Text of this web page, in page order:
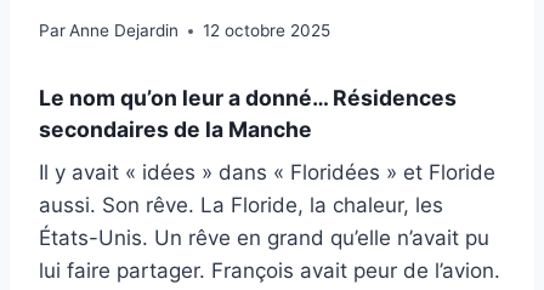
ParAnne Dejardin 12 octobre 2025
Le nom qu’on leur a donné… Résidences
secondaires de la Manche
Il y avait « idées » dans « Floridées » et Floride
aussi. Son rêve. La Floride, la chaleur, les
États-Unis. Un rêve en grand qu’elle n’avait pu
lui faire partager. François avait peur de l’avion.